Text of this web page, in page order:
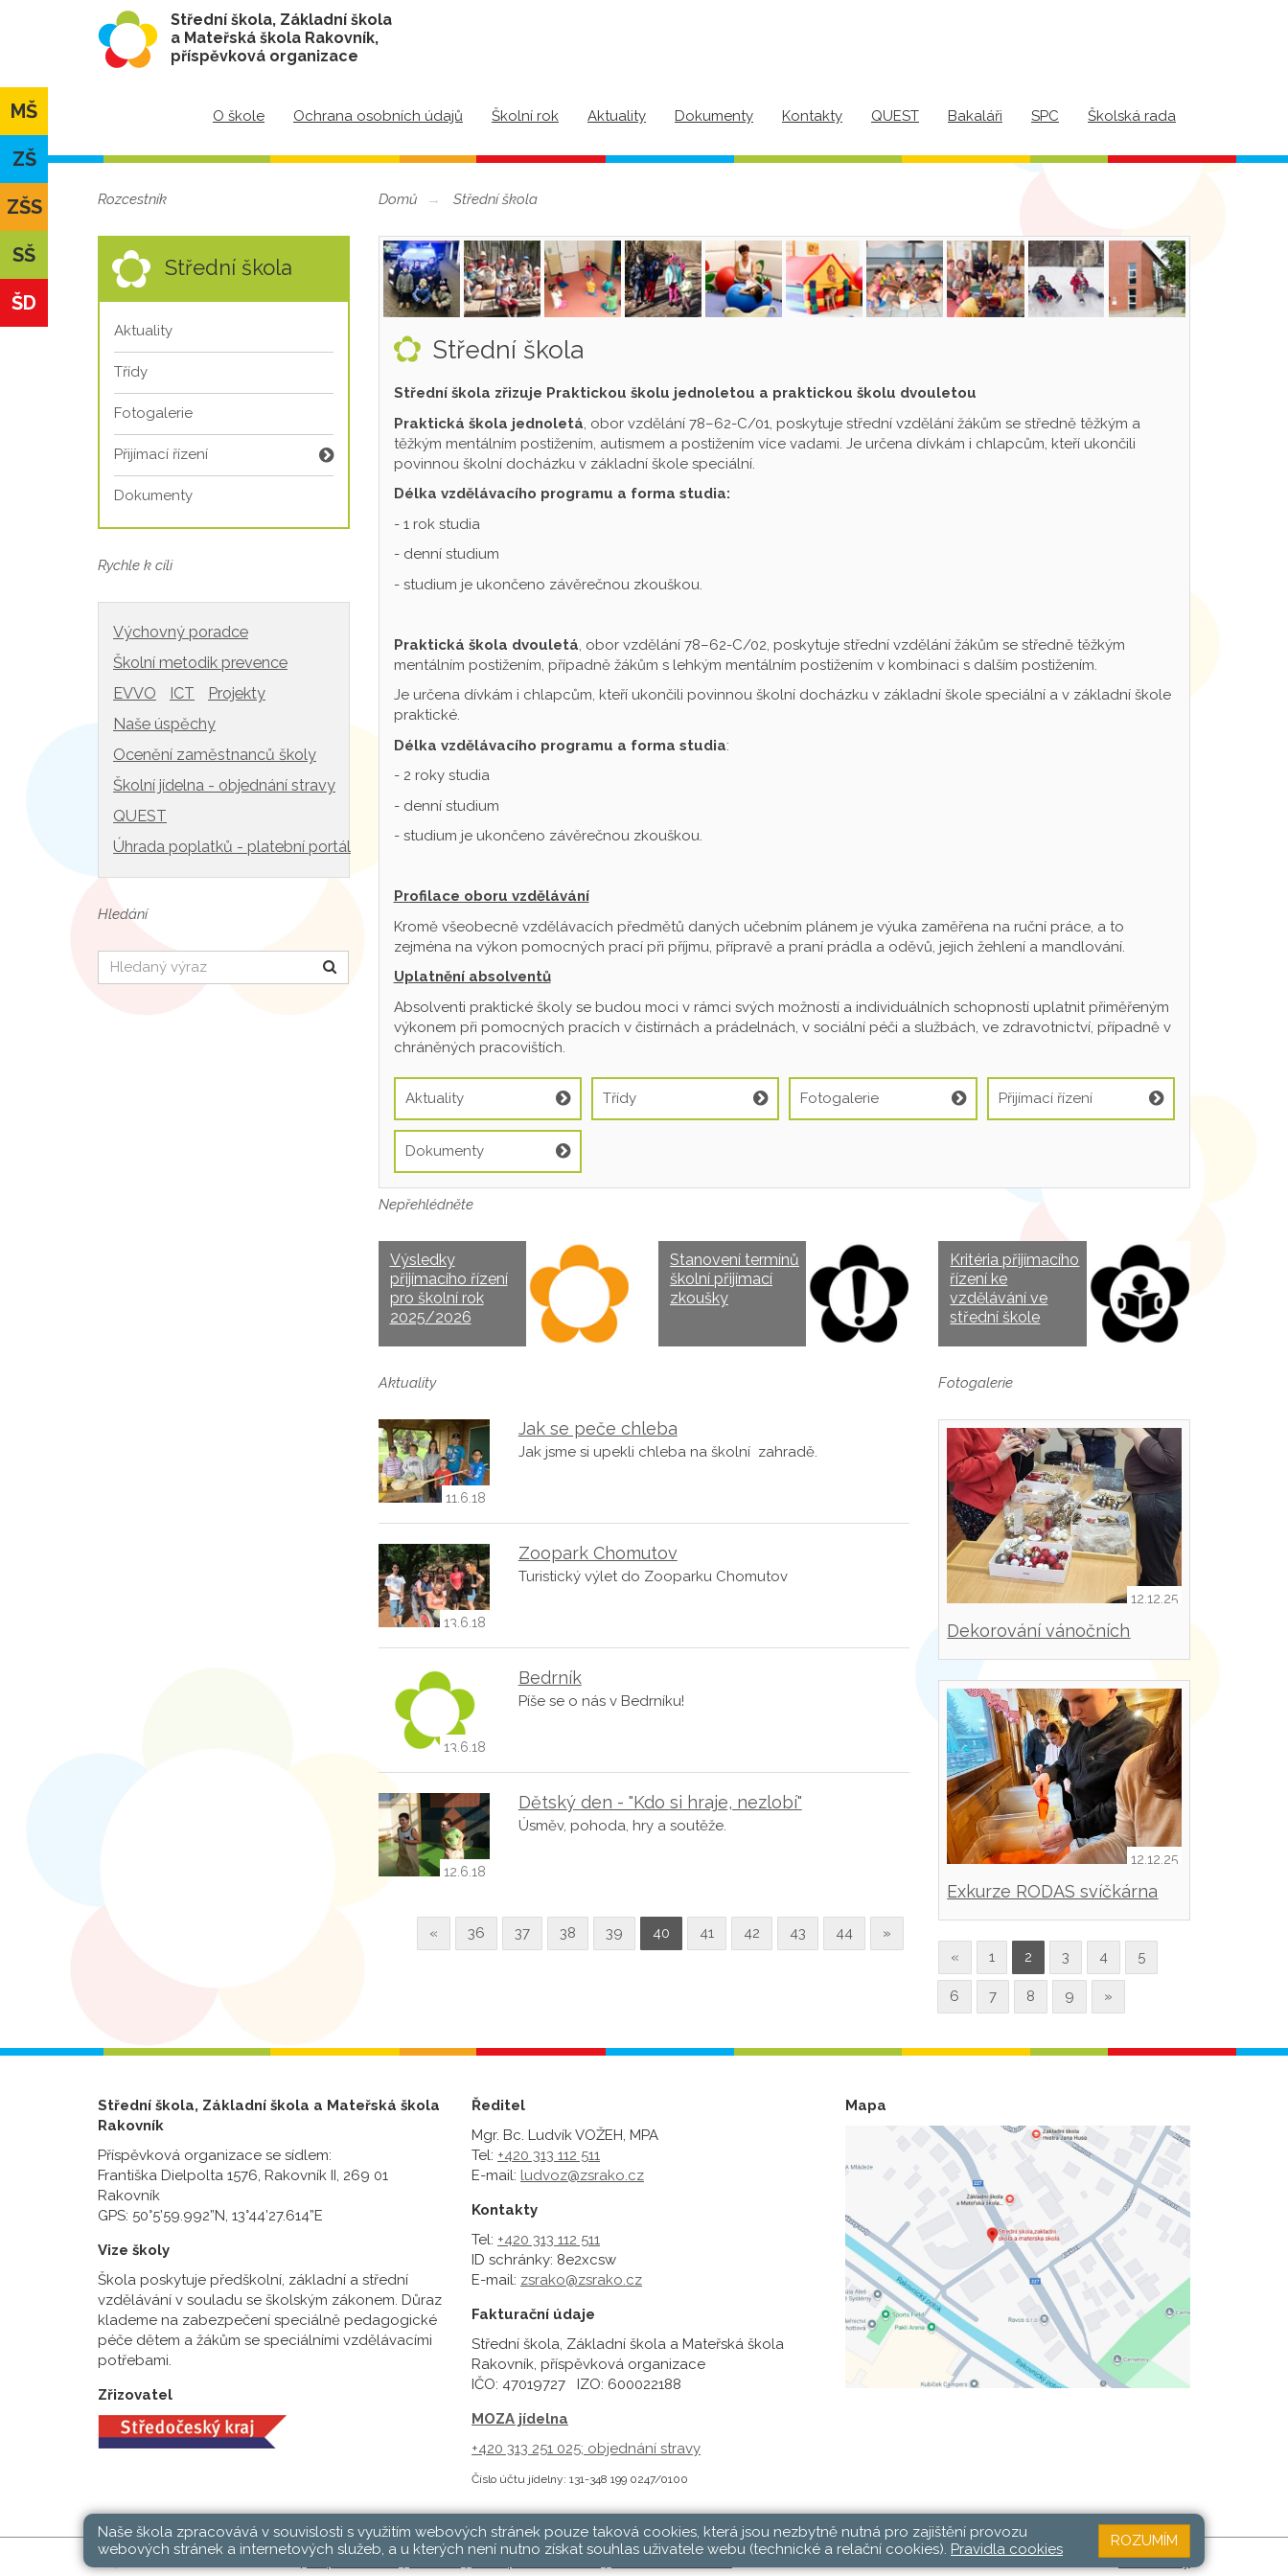
Střední škola, Základní škola
a Mateřská škola Rakovník,
příspěvková organizace
O škole Ochrana osobních údajů Školní rok Aktuality Dokumenty Kontakty QUEST Bakaláři SPC Školská rada
MŠ
ZŠ
ZŠS
SŠ
ŠD
Rozcestník
Střední škola
Aktuality
Třídy
Fotogalerie
Přijímací řízení
Dokumenty
Rychle k cíli
Výchovný poradce
Školní metodik prevence
EVVO
ICT
Projekty
Naše úspěchy
Ocenění zaměstnanců školy
Školní jídelna - objednání stravy
QUEST
Úhrada poplatků - platební portál
Hledání
Hledat
Domů Střední škola
Střední škola
Střední škola zřizuje Praktickou školu jednoletou a praktickou školu dvouletou
Praktická škola jednoletá, obor vzdělání 78–62-C/01, poskytuje střední vzdělání žákům se středně těžkým a
těžkým mentálním postižením, autismem a postižením více vadami. Je určena dívkám i chlapcům, kteří ukončili
povinnou školní docházku v základní škole speciální.
Délka vzdělávacího programu a forma studia:
- 1 rok studia
- denní studium
- studium je ukončeno závěrečnou zkouškou.
Praktická škola dvouletá, obor vzdělání 78–62-C/02, poskytuje střední vzdělání žákům se středně těžkým
mentálním postižením, případně žákům s lehkým mentálním postižením v kombinaci s dalším postižením.
Je určena dívkám i chlapcům, kteří ukončili povinnou školní docházku v základní škole speciální a v základní škole
praktické.
Délka vzdělávacího programu a forma studia:
- 2 roky studia
- denní studium
- studium je ukončeno závěrečnou zkouškou.
Profilace oboru vzdělávání
Kromě všeobecně vzdělávacích předmětů daných učebním plánem je výuka zaměřena na ruční práce, a to
zejména na výkon pomocných prací při příjmu, přípravě a praní prádla a oděvů, jejich žehlení a mandlování.
Uplatnění absolventů
Absolventi praktické školy se budou moci v rámci svých možností a individuálních schopností uplatnit přiměřeným
výkonem při pomocných pracích v čistírnách a prádelnách, v sociální péči a službách, ve zdravotnictví, případně v
chráněných pracovištích.
Aktuality Třídy Fotogalerie Přijímací řízení
Dokumenty
Nepřehlédněte
Výsledky
přijímacího řízení
pro školní rok
2025/2026
Stanovení termínů
školní přijímací
zkoušky
Kritéria přijímacího
řízení ke
vzdělávání ve
střední škole
Aktuality
11.6.18
Jak se peče chleba
Jak jsme si upekli chleba na školní zahradě.
13.6.18
Zoopark Chomutov
Turistický výlet do Zooparku Chomutov
13.6.18
Bedrník
Píše se o nás v Bedrníku!
12.6.18
Dětský den - "Kdo si hraje, nezlobí"
Úsměv, pohoda, hry a soutěže.
« 36 37 38 39 40 41 42 43 44 »
Fotogalerie
12.12.25
Dekorování vánočních
12.12.25
Exkurze RODAS svíčkárna
« 1 2 3 4 5
6 7 8 9 »
Střední škola, Základní škola a Mateřská škola
Rakovník
Příspěvková organizace se sídlem:
Františka Dielpolta 1576, Rakovník II, 269 01
Rakovník
GPS: 50°5’59.992”N, 13°44’27.614”E
Vize školy
Škola poskytuje předškolní, základní a střední
vzdělávání v souladu se školským zákonem. Důraz
klademe na zabezpečení speciálně pedagogické
péče dětem a žákům se speciálními vzdělávacími
potřebami.
Zřizovatel
Ředitel
Mgr. Bc. Ludvík VOŽEH, MPA
Tel: +420 313 112 511
E-mail: ludvoz@zsrako.cz
Kontakty
Tel: +420 313 112 511
ID schránky: 8e2xcsw
E-mail: zsrako@zsrako.cz
Fakturační údaje
Střední škola, Základní škola a Mateřská škola
Rakovník, příspěvková organizace
IČO: 47019727 IZO: 600022188
MOZA jídelna
+420 313 251 025; objednání stravy
Číslo účtu jídelny: 131-348 199 0247/0100
Mapa
SŠ, ZŠ a MŠ Rakovník © 2026 | Mapa stránek Přihlásit Web školy
Naše škola zpracovává v souvislosti s využitím webových stránek pouze taková cookies, která jsou nezbytně nutná pro zajištění provozu
webových stránek a internetových služeb, a u kterých není nutno získat souhlas uživatele webu (technické a relační cookies). Pravidla cookies
ROZUMÍM